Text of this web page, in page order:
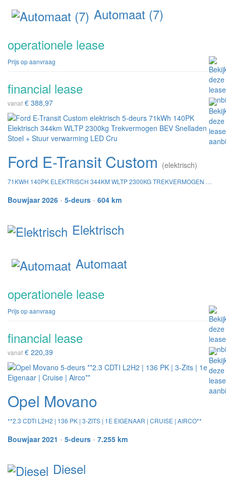
Automaat (7)
operationele lease
Prijs op aanvraag
financial lease
vanaf € 388,97
Ford E-Transit Custom (elektrisch)
71KWH 140PK ELEKTRISCH 344KM WLTP 2300KG TREKVERMOGEN BEV SNELLADEN STOEL + STUUR VERWARMING LED CRU
Bouwjaar 2026 • 5-deurs • 604 km
Elektrisch
Automaat
operationele lease
Prijs op aanvraag
financial lease
vanaf € 220,39
Opel Movano
**2.3 CDTI L2H2 | 136 PK | 3-ZITS | 1E EIGENAAR | CRUISE | AIRCO**
Bouwjaar 2021 • 5-deurs • 7.255 km
Diesel